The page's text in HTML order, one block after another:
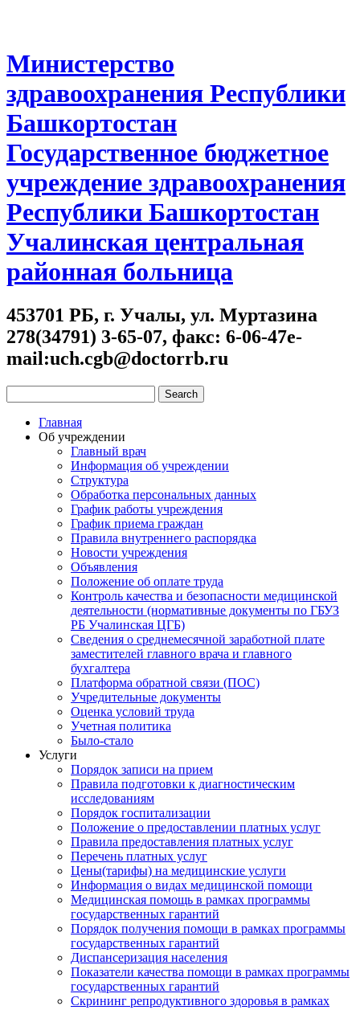
Министерство
здравоохранения Республики
Башкортостан
Государственное бюджетное
учреждение здравоохранения
Республики Башкортостан
Учалинская центральная
районная больница
453701 РБ, г. Учалы, ул. Муртазина
278(34791) 3-65-07, факс: 6-06-47e-
mail:uch.cgb@doctorrb.ru
Главная
Об учреждении
Главный врач
Информация об учреждении
Структура
Обработка персональных данных
График работы учреждения
График приема граждан
Правила внутреннего распорядка
Новости учреждения
Объявления
Положение об оплате труда
Контроль качества и безопасности медицинской
деятельности (нормативные документы по ГБУЗ
РБ Учалинская ЦГБ)
Сведения о среднемесячной заработной плате
заместителей главного врача и главного
бухгалтера
Платформа обратной связи (ПОС)
Учредительные документы
Оценка условий труда
Учетная политика
Было-стало
Услуги
Порядок записи на прием
Правила подготовки к диагностическим
исследованиям
Порядок госпитализации
Положение о предоставлении платных услуг
Правила предоставления платных услуг
Перечень платных услуг
Цены(тарифы) на медицинские услуги
Информация о видах медицинской помощи
Медицинская помощь в рамках программы
государственных гарантий
Порядок получения помощи в рамках программы
государственных гарантий
Диспансеризация населения
Показатели качества помощи в рамках программы
государственных гарантий
Скрининг репродуктивного здоровья в рамках